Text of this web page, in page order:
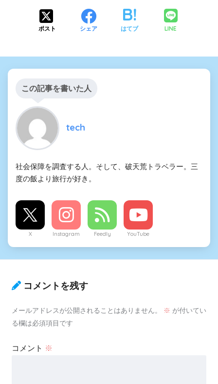
ポスト シェア はてブ LINE
この記事を書いた人
tech
社会保障を調査する人。そして、破天荒トラベラー。三
度の飯より旅行が好き。
X Instagram Feedly YouTube
コメントを残す
メールアドレスが公開されることはありません。 ※ が付いてい
る欄は必須項目です
コメント ※